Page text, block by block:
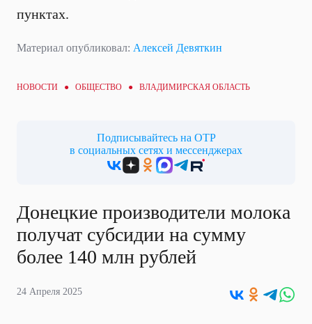
пунктах.
Материал опубликовал: Алексей Девяткин
НОВОСТИ ● ОБЩЕСТВО ● ВЛАДИМИРСКАЯ ОБЛАСТЬ
Подписывайтесь на ОТР
в социальных сетях и мессенджерах
Донецкие производители молока
получат субсидии на сумму
более 140 млн рублей
24 Апреля 2025